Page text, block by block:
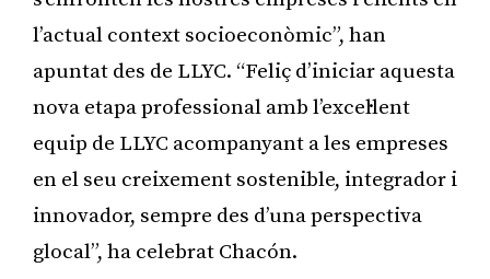
l’actual context socioeconòmic”, han
apuntat des de LLYC. “Feliç d’iniciar aquesta
nova etapa professional amb l’excel·lent
equip de LLYC acompanyant a les empreses
en el seu creixement sostenible, integrador i
innovador, sempre des d’una perspectiva
glocal”, ha celebrat Chacón.